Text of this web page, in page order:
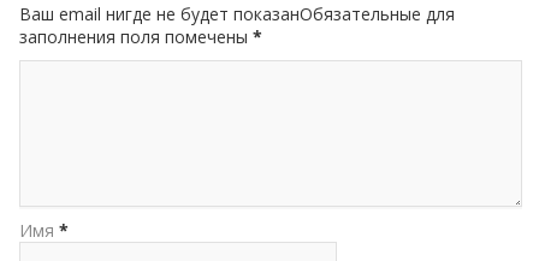
Ваш email нигде не будет показанОбязательные для
заполнения поля помечены*
Имя *